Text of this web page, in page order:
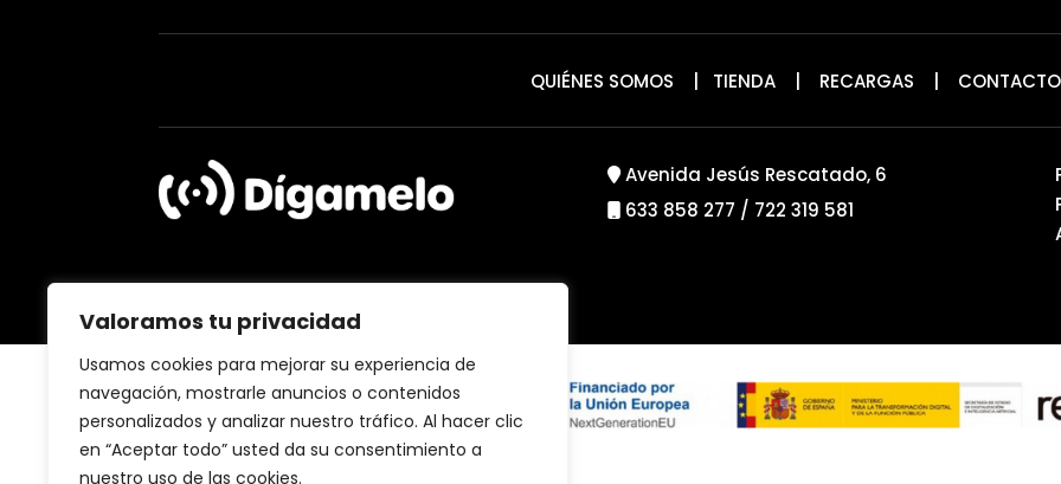
Valoramos tu privacidad
Usamos cookies para mejorar su experiencia de
navegación, mostrarle anuncios o contenidos
personalizados y analizar nuestro tráfico. Al hacer clic
en “Aceptar todo” usted da su consentimiento a
nuestro uso de las cookies.
QUIÉNES SOMOS | TIENDA | RECARGAS | CONTACTO
Avenida Jesús Rescatado, 6
633 858 277 / 722 319 581